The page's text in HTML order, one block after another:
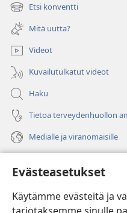
Evästeasetukset
Käytämme evästeitä ja
ikkunan)
Etsi konventti
(avaa
uuden
ikkunan)
Mitä uutta?
Videot
Kuvailutulkatut videot
Haku
Tietoa terveydenhuollon
Medialle ja viranomaisille
(avaa
uuden